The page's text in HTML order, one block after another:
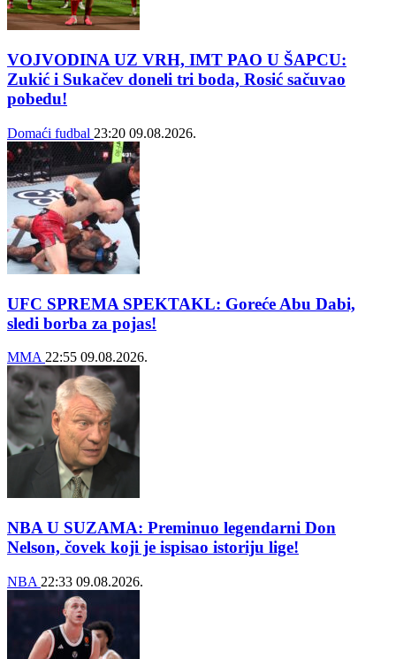
VOJVODINA UZ VRH, IMT PAO U ŠAPCU:
Zukić i Sukačev doneli tri boda, Rosić sačuvao
pobedu!
Domaći fudbal 23:20 09.08.2026.
UFC SPREMA SPEKTAKL: Goreće Abu Dabi,
sledi borba za pojas!
MMA 22:55 09.08.2026.
NBA U SUZAMA: Preminuo legendarni Don
Nelson, čovek koji je ispisao istoriju lige!
NBA 22:33 09.08.2026.